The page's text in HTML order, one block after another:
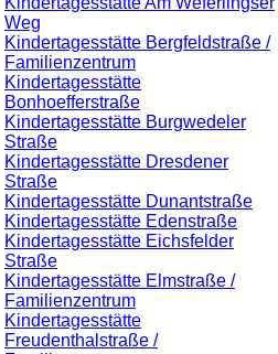
Weg
Kindertagesstätte Bergfeldstraße /
Familienzentrum
Kindertagesstätte
Bonhoefferstraße
Kindertagesstätte Burgwedeler
Straße
Kindertagesstätte Dresdener
Straße
Kindertagesstätte Dunantstraße
Kindertagesstätte Edenstraße
Kindertagesstätte Eichsfelder
Straße
Kindertagesstätte Elmstraße /
Familienzentrum
Kindertagesstätte
Freudenthalstraße /